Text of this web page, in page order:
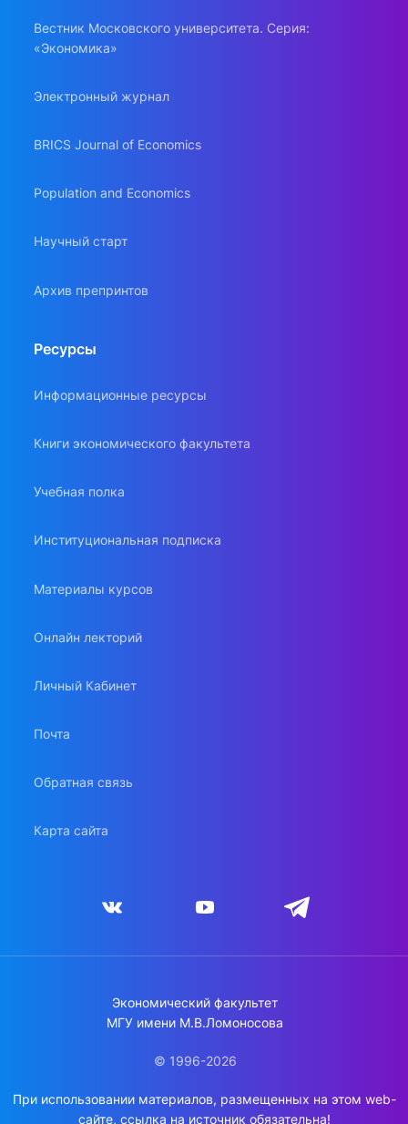
Вестник Московского университета. Серия:
«Экономика»
Электронный журнал
BRICS Journal of Economics
Population and Economics
Научный старт
Архив препринтов
Ресурсы
Информационные ресурсы
Книги экономического факультета
Учебная полка
Институциональная подписка
Материалы курсов
Онлайн лекторий
Личный Кабинет
Почта
Обратная связь
Карта сайта
Экономический факультет
МГУ имени М.В.Ломоносова
© 1996-2026
При использовании материалов, размещенных на этом web-
сайте, ссылка на источник обязательна!